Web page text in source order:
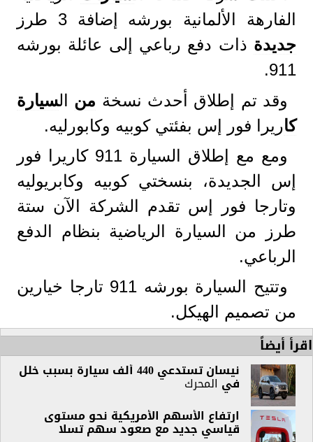
الفارهة الألمانية بورشه إضافة 3 طرز
جديدة ذات دفع رباعي إلى عائلة بورشه
911.
وقد تم إطلاق أحدث نسخة من السيارة
كاريرا فور إس بفئتي كوبيه وكابورليه.
ومع مع إطلاق السيارة 911 كاريرا فور
إس الجديدة، بنسختي كوبيه وكابريوليه
وتارجا فور إس تقدم الشركة الآن ستة
طرز من السيارة الرياضية بنظام الدفع
الرباعي.
وتتيح السيارة بورشه 911 تارجا خيارين
من تصميم الهيكل.
اقرأ أيضاً
نيسان تستدعي 440 ألف سيارة بسبب خلل
في المحرك
ارتفاع الأسهم الأمريكية نحو مستوى
قياسي جديد مع صعود سهم تسلا